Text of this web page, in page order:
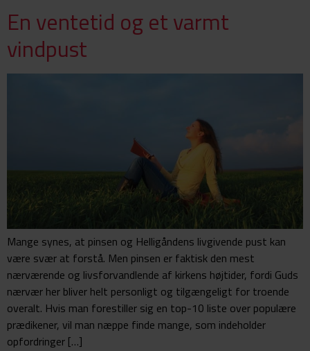
En ventetid og et varmt
vindpust
Mange synes, at pinsen og Helligåndens livgivende pust kan
være svær at forstå. Men pinsen er faktisk den mest
nærværende og livsforvandlende af kirkens højtider, fordi Guds
nærvær her bliver helt personligt og tilgængeligt for troende
overalt. Hvis man forestiller sig en top-10 liste over populære
prædikener, vil man næppe finde mange, som indeholder
opfordringer […]